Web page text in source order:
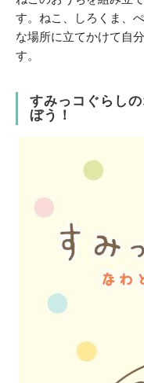
す。ねこ、しろくま、
な場所に立てかけて自
す。
すみっコぐらし
ぼう！